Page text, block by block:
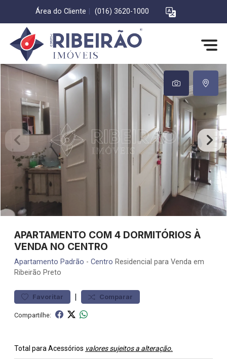
Área do Cliente (016) 3620-1000
APARTAMENTO COM 4 DORMITÓRIOS À
VENDA NO CENTRO
Apartamento Padrão - Centro Residencial para Venda em
Ribeirão Preto
Favoritar | Comparar
Compartilhe:
Total para Acessórios valores sujeitos a alteração.